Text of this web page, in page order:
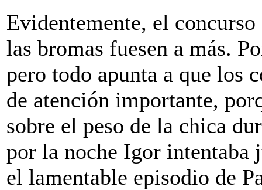
Evidentemente, el
las bromas fuesen a más.
pero todo apunta a que los
de atención importante,
sobre el peso de la chica
por la noche Igor intentaba
el lamentable episodio de